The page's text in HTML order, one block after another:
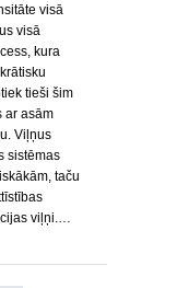
visā
visā
kura
tieši šim
ar asām
Viļņus
sistēmas
taču
viļņi.…